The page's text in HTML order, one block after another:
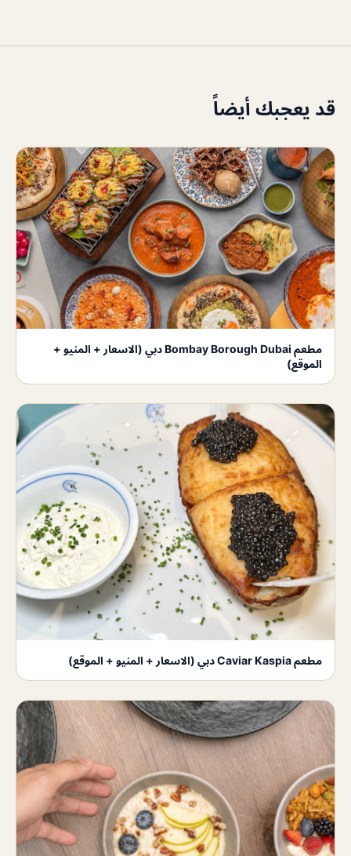
قد يعجبك أيضاً
مطعم Bombay Borough Dubai دبي (الاسعار + المنيو +
الموقع)
مطعم Caviar Kaspia دبي (الاسعار + المنيو + الموقع)